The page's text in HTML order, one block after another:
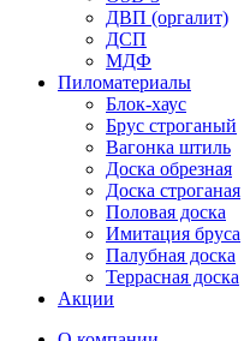
ДВП (оргалит)
ДСП
МДФ
Пиломатериалы
Блок-хаус
Брус строганый
Вагонка штиль
Доска обрезная
Доска строганая
Половая доска
Имитация бруса
Палубная доска
Террасная доска
Акции